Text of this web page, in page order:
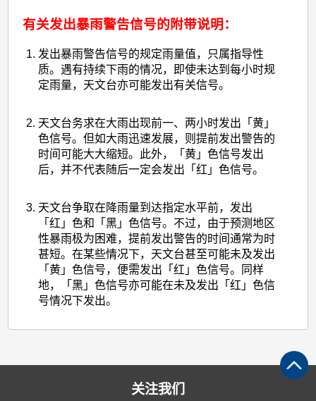
有关发出暴雨警告信号的附带说明：
发出暴雨警告信号的规定雨量值，只属指导性
质。遇有持续下雨的情况，即使未达到每小时规
定雨量，天文台亦可能发出有关信号。
天文台务求在大雨出现前一、两小时发出「黄」
色信号。但如大雨迅速发展，则提前发出警告的
时间可能大大缩短。此外，「黄」色信号发出
后，并不代表随后一定会发出「红」色信号。
天文台争取在降雨量到达指定水平前，发出
「红」色和「黑」色信号。不过，由于预测地区
性暴雨极为困难，提前发出警告的时间通常为时
甚短。在某些情况下，天文台甚至可能未及发出
「黄」色信号，便需发出「红」色信号。同样
地，「黑」色信号亦可能在未及发出「红」色信
号情况下发出。
关注我们